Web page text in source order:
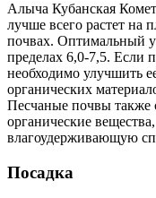
Алыча Кубанская
лучше всего растет на
почвах. Оптимальный
пределах 6,0-7,5. Если
необходимо улучшить
органических
Песчаные почвы также
органические
влагоудерживающую
Посадка